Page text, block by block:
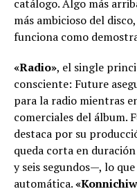
catálogo. Algo más
más ambicioso del
funciona como
«Radio», el single
consciente: Future
para la radio mientras
comerciales del álbum.
destaca por su
queda corta en
y seis segundos—, lo
automática.